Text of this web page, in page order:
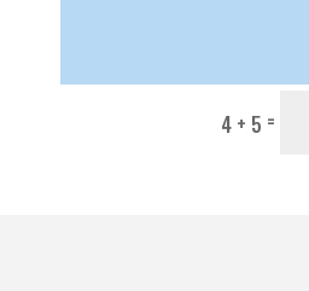
4 + 5 =